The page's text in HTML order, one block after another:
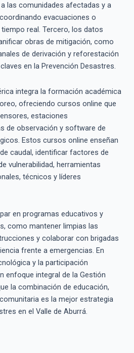
las comunidades afectadas y a
evacuaciones o
real. Tercero, los datos
obras de mitigación, como
de derivación y reforestación
en la Prevención Desastres.
integra la formación académica
ofreciendo cursos online que
estaciones
de observación y software de
Estos cursos online enseñan
caudal, identificar factores de
vulnerabilidad, herramientas
técnicos y líderes
en programas educativos y
como mantener limpias las
y colaborar con brigadas
frente a emergencias. En
y la participación
enfoque integral de la Gestión
la combinación de educación,
es la mejor estrategia
en el Valle de Aburrá.